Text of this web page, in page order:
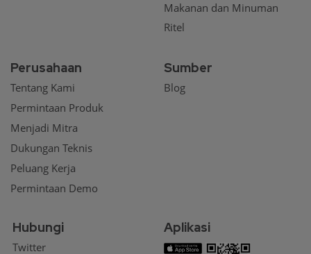
Makanan dan Minuman
Ritel
Perusahaan
Tentang Kami
Permintaan Produk
Menjadi Mitra
Dukungan Teknis
Peluang Kerja
Permintaan Demo
Sumber
Blog
Hubungi
Twitter
Aplikasi